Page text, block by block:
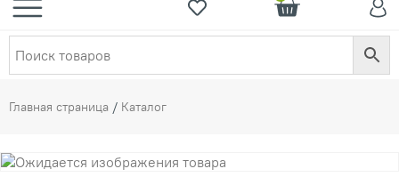
Главная страница / Каталог